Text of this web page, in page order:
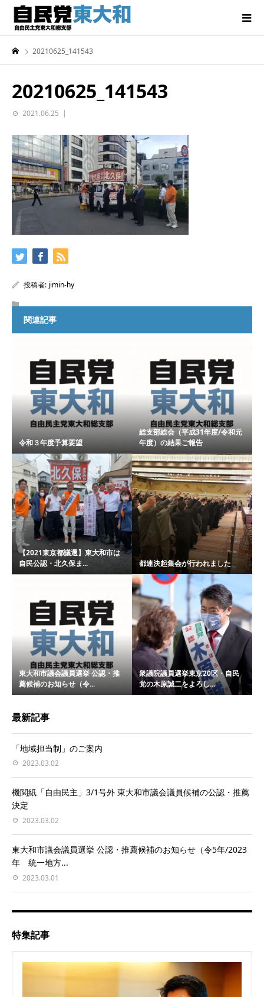
20210625_141543
20210625_141543
2021.06.25
投稿者: jimin-hy
関連記事
令和３年度予算要望
総支部総会（平成31年度/令和元
年度）の結果ご報告
【2021東京都議選】東大和市は
自民公認・北久保ま...
都連決起集会が行われました
東大和市議会議員選挙 公認・推
薦候補のお知らせ（令...
衆議院議員選挙東京20区・自民
党の木原誠二をよろし...
最新記事
「地域担当制」のご案内
2023.03.02
機関紙「自由民主」3/1号外 東大和市議会議員候補の公認・推薦
決定
2023.03.02
東大和市議会議員選挙 公認・推薦候補のお知らせ（令5年/2023
年 統一地方...
2023.03.01
特集記事